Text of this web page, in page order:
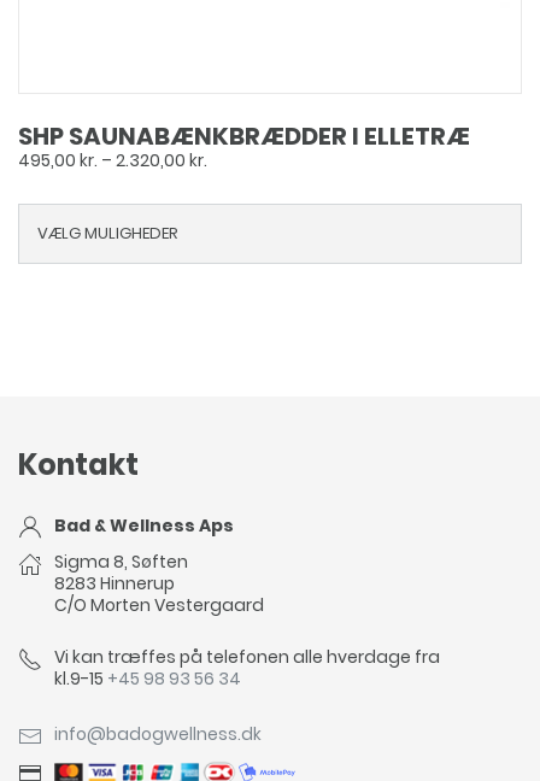
SHP SAUNABÆNKBRÆDDER I ELLETRÆ
495,00 kr. – 2.320,00 kr.
til
VÆLG MULIGHEDER
Kontakt
Bad & Wellness Aps
Sigma 8, Søften
8283 Hinnerup
C/O Morten Vestergaard
Vi kan træffes på telefonen alle hverdage fra
kl.9-15 +45 98 93 56 34
info@badogwellness.dk